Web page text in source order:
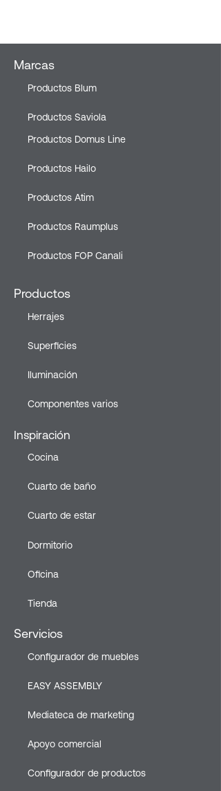
Marcas
Productos Blum
Productos Saviola
Productos Domus Line
Productos Hailo
Productos Atim
Productos Raumplus
Productos FOP Canali
Productos
Herrajes
Superficies
Iluminación
Componentes varios
Inspiración
Cocina
Cuarto de baño
Cuarto de estar
Dormitorio
Oficina
Tienda
Servicios
Configurador de muebles
EASY ASSEMBLY
Mediateca de marketing
Apoyo comercial
Configurador de productos